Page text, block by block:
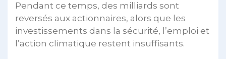
Pendant ce temps, des milliards sont
reversés aux actionnaires, alors que les
investissements dans la sécurité, l’emploi et
l’action climatique restent insuffisants.